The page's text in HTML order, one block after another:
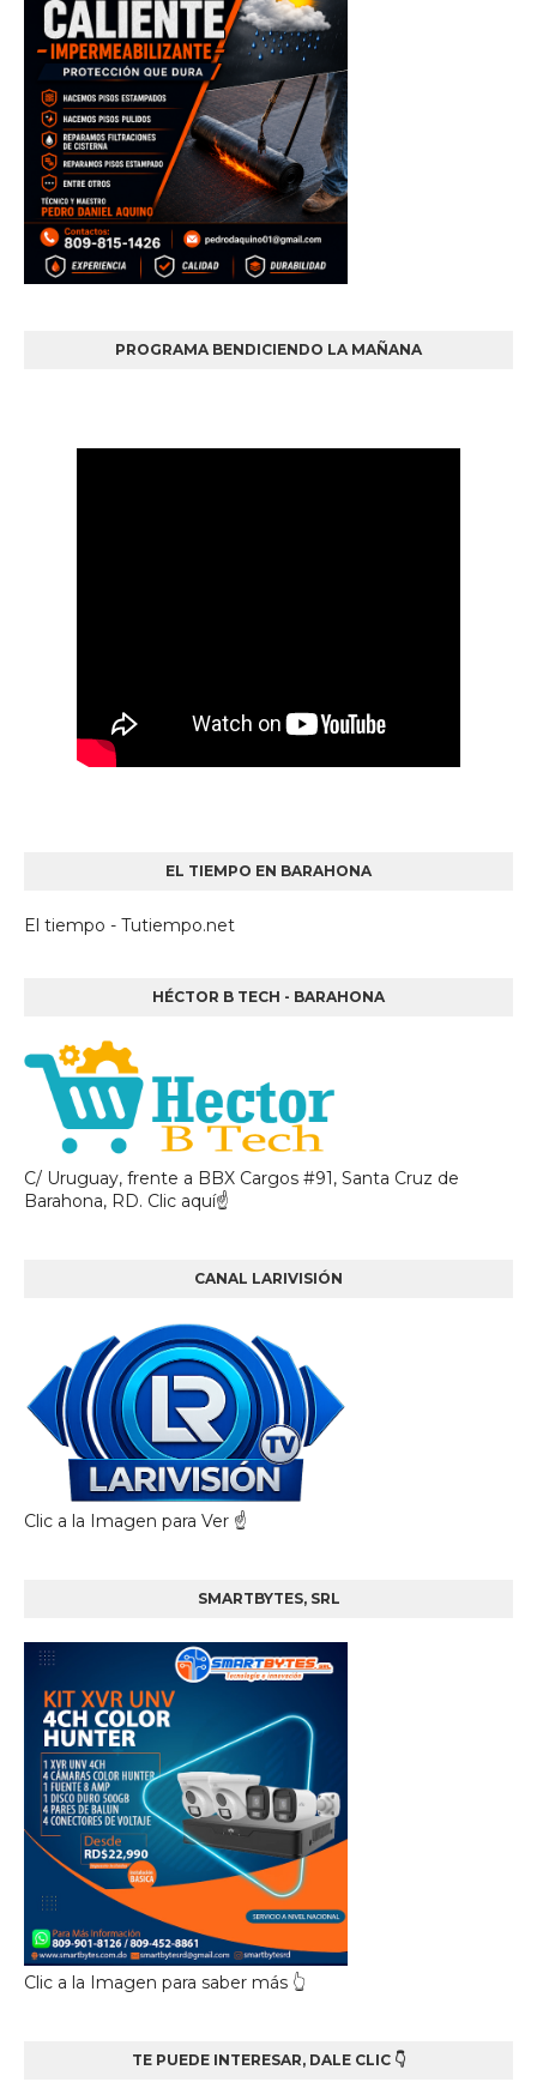
PROGRAMA BENDICIENDO LA MAÑANA
EL TIEMPO EN BARAHONA
El tiempo - Tutiempo.net
HÉCTOR B TECH - BARAHONA
C/ Uruguay, frente a BBX Cargos #91, Santa Cruz de
Barahona, RD. Clic aquí☝
CANAL LARIVISIÓN
Clic a la Imagen para Ver ☝️
SMARTBYTES, SRL
Clic a la Imagen para saber más 👆
TE PUEDE INTERESAR, DALE CLIC 👇